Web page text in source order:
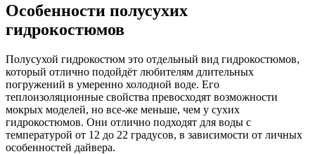
Особенности полусухих
гидрокостюмов
Полусухой гидрокостюм это отдельный вид гидрокостюмов,
который отлично подойдёт любителям длительных
погружений в умеренно холодной воде. Его
теплоизоляционные свойства превосходят возможности
мокрых моделей, но все-же меньше, чем у сухих
гидрокостюмов. Они отлично подходят для воды с
температурой от 12 до 22 градусов, в зависимости от личных
особенностей дайвера.